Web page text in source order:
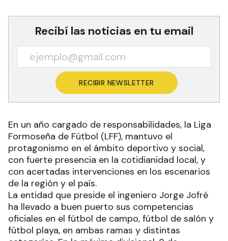
Recibí las noticias en tu email
RECIBIR NEWSLETTER
En un año cargado de responsabilidades, la Liga
Formoseña de Fútbol (LFF), mantuvo el
protagonismo en el ámbito deportivo y social,
con fuerte presencia en la cotidianidad local, y
con acertadas intervenciones en los escenarios
de la región y el país.
La entidad que preside el ingeniero Jorge Jofré
ha llevado a buen puerto sus competencias
oficiales en el fútbol de campo, fútbol de salón y
fútbol playa, en ambas ramas y distintas